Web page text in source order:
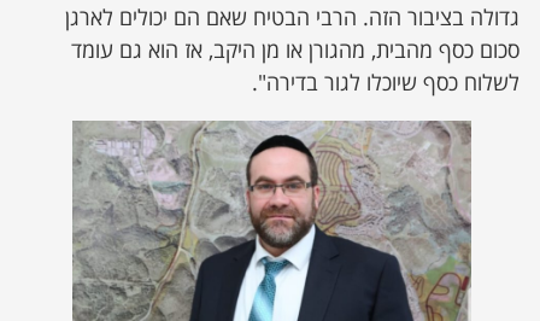
גדולה בציבור הזה. הרבי הבטיח שאם הם יכולים לארגן
סכום כסף מהבית, מהגורן או מן היקב, אז הוא גם עומד
לשלוח כסף שיוכלו לגור בדירה".